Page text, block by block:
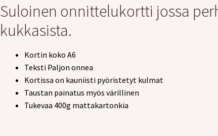
Suloinen onnittelukortti jossa
kukkasista.
Kortin koko A6
Teksti Paljon onnea
Kortissa on kauniisti pyöristetyt kulmat
Taustan painatus myös värillinen
Tukevaa 400g mattakartonkia